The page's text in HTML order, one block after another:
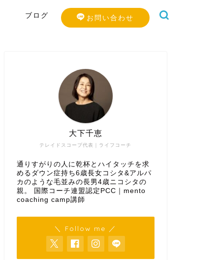
ブログ お問い合わせ
テレイドスコープ代表｜ライフコーチ
大下千恵
通りすがりの人に乾杯とハイタッチを求
めるダウン症持ち6歳長女コシタ&アルパ
カのような毛並みの長男4歳ニコシタの
親。 国際コーチ連盟認定PCC｜mento
coaching camp講師
＼ Follow me ／